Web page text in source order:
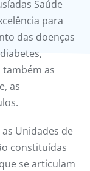
Saúde
para
das doenças
também as
as
Unidades de
constituídas
se articulam